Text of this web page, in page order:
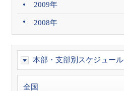
2009年
2008年
本部・支部別スケジュール
全国